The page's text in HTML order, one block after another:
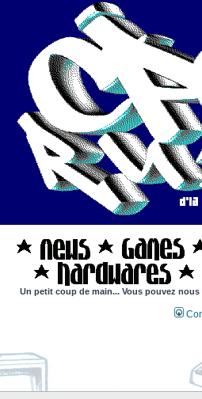
Un petit coup de main... Vous pouvez